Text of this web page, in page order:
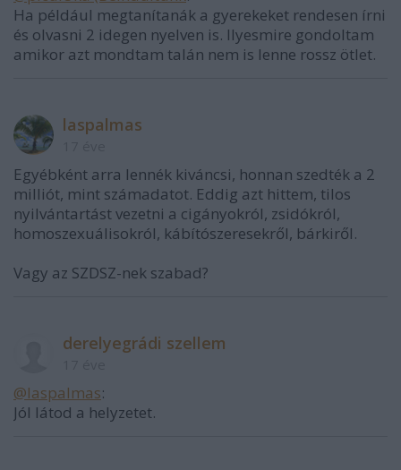
Ha például megtanítanák a gyerekeket rendesen írni
és olvasni 2 idegen nyelven is. Ilyesmire gondoltam
amikor azt mondtam talán nem is lenne rossz ötlet.
laspalmas
Egyébként arra lennék kiváncsi, honnan szedték a 2
milliót, mint számadatot. Eddig azt hittem, tilos
nyilvántartást vezetni a cigányokról, zsidókról,
homoszexuálisokról, kábítószeresekről, bárkiről.
Vagy az SZDSZ-nek szabad?
derelyegrádi szellem
@laspalmas:
Jól látod a helyzetet.